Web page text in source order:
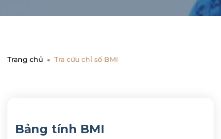
Trang chủ Tra cứu chỉ số BMI
Bảng tính BMI